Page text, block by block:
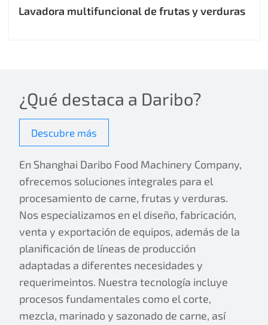
Lavadora multifuncional de frutas y verduras
¿Qué destaca a Daribo?
Descubre más
En Shanghai Daribo Food Machinery Company,
ofrecemos soluciones integrales para el
procesamiento de carne, frutas y verduras.
Nos especializamos en el diseño, fabricación,
venta y exportación de equipos, además de la
planificación de líneas de producción
adaptadas a diferentes necesidades y
requerimeintos. Nuestra tecnología incluye
procesos fundamentales como el corte,
mezcla, marinado y sazonado de carne, así